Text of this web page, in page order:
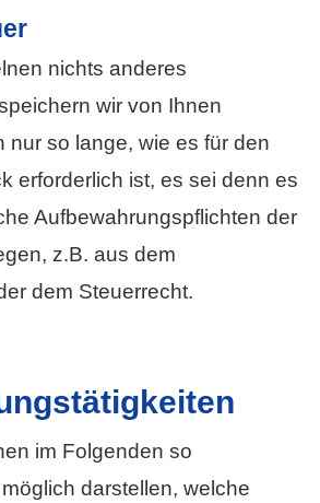
nichts anderes
wir von Ihnen
nur so lange, wie es für den
erforderlich ist, es sei denn es
Aufbewahrungspflichten der
z.B. aus dem
dem Steuerrecht.
im Folgenden so
darstellen, welche